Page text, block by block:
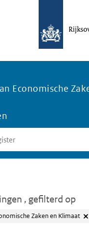
Economische
, gefilterd op
Zaken en Klimaat